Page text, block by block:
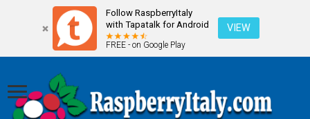
Follow RaspberryItaly
with Tapatalk for Android
FREE - on Google Play
VIEW